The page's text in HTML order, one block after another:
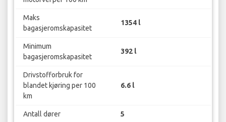
Maks
bagasjeromskapasitet
1354 l
Minimum
bagasjeromskapasitet
392 l
Drivstofforbruk for
blandet kjøring per 100
km
6.6 l
Antall dører 5